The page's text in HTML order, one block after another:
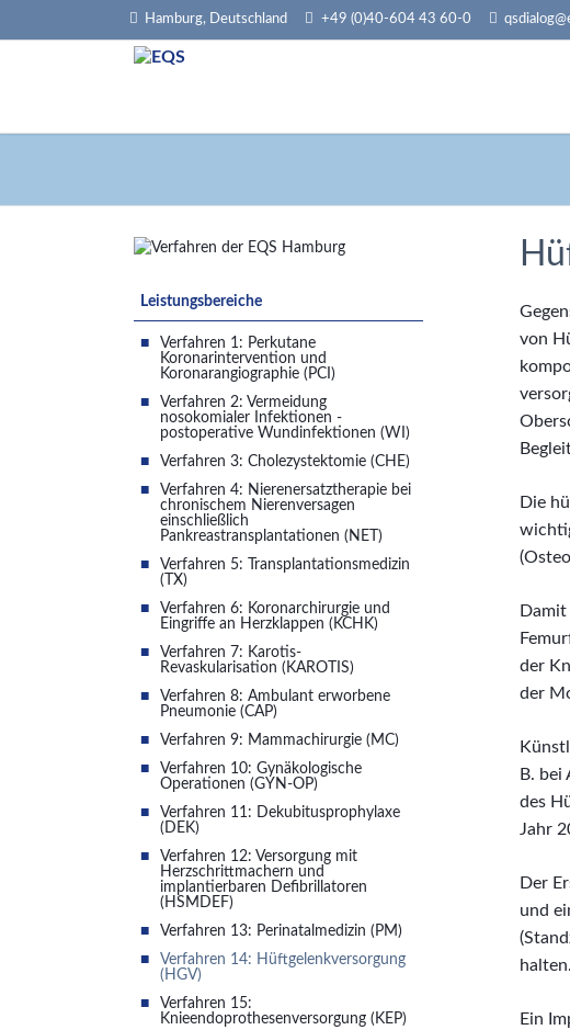
Hamburg, Deutschland +49 (0)40-604 43 60-0
von
Die
der
der
B.
des
Jahr
Der
und
Ein
Navigation
überspringen
Leistungsbereiche
Verfahren 1: Perkutane
Koronarintervention und
Koronarangiographie (PCI)
Verfahren 2: Vermeidung
nosokomialer Infektionen -
postoperative Wundinfektionen (WI)
Verfahren 3: Cholezystektomie (CHE)
Verfahren 4: Nierenersatztherapie bei
chronischem Nierenversagen
einschließlich
Pankreastransplantationen (NET)
Verfahren 5: Transplantationsmedizin
(TX)
Verfahren 6: Koronarchirurgie und
Eingriffe an Herzklappen (KCHK)
Verfahren 7: Karotis-
Revaskularisation (KAROTIS)
Verfahren 8: Ambulant erworbene
Pneumonie (CAP)
Verfahren 9: Mammachirurgie (MC)
Verfahren 10: Gynäkologische
Operationen (GYN-OP)
Verfahren 11: Dekubitusprophylaxe
(DEK)
Verfahren 12: Versorgung mit
Herzschrittmachern und
implantierbaren Defibrillatoren
(HSMDEF)
Verfahren 13: Perinatalmedizin (PM)
Verfahren 14: Hüftgelenkversorgung
(HGV)
Verfahren 15:
Knieendoprothesenversorgung (KEP)